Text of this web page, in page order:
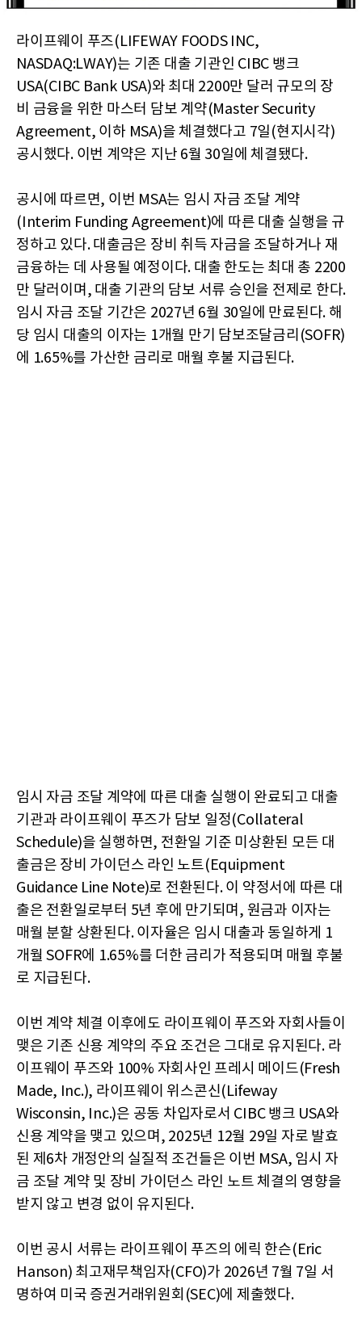
라이프웨이 푸즈(LIFEWAY FOODS INC,
NASDAQ:LWAY)는 기존 대출 기관인 CIBC 뱅크
USA(CIBC Bank USA)와 최대 2200만 달러 규모의 장
비 금융을 위한 마스터 담보 계약(Master Security
Agreement, 이하 MSA)을 체결했다고 7일(현지시각)
공시했다. 이번 계약은 지난 6월 30일에 체결됐다.
공시에 따르면, 이번 MSA는 임시 자금 조달 계약
(Interim Funding Agreement)에 따른 대출 실행을 규
정하고 있다. 대출금은 장비 취득 자금을 조달하거나 재
금융하는 데 사용될 예정이다. 대출 한도는 최대 총 2200
만 달러이며, 대출 기관의 담보 서류 승인을 전제로 한다.
임시 자금 조달 기간은 2027년 6월 30일에 만료된다. 해
당 임시 대출의 이자는 1개월 만기 담보조달금리(SOFR)
에 1.65%를 가산한 금리로 매월 후불 지급된다.
임시 자금 조달 계약에 따른 대출 실행이 완료되고 대출
기관과 라이프웨이 푸즈가 담보 일정(Collateral
Schedule)을 실행하면, 전환일 기준 미상환된 모든 대
출금은 장비 가이던스 라인 노트(Equipment
Guidance Line Note)로 전환된다. 이 약정서에 따른 대
출은 전환일로부터 5년 후에 만기되며, 원금과 이자는
매월 분할 상환된다. 이자율은 임시 대출과 동일하게 1
개월 SOFR에 1.65%를 더한 금리가 적용되며 매월 후불
로 지급된다.
이번 계약 체결 이후에도 라이프웨이 푸즈와 자회사들이
맺은 기존 신용 계약의 주요 조건은 그대로 유지된다. 라
이프웨이 푸즈와 100% 자회사인 프레시 메이드(Fresh
Made, Inc.), 라이프웨이 위스콘신(Lifeway
Wisconsin, Inc.)은 공동 차입자로서 CIBC 뱅크 USA와
신용 계약을 맺고 있으며, 2025년 12월 29일 자로 발효
된 제6차 개정안의 실질적 조건들은 이번 MSA, 임시 자
금 조달 계약 및 장비 가이던스 라인 노트 체결의 영향을
받지 않고 변경 없이 유지된다.
이번 공시 서류는 라이프웨이 푸즈의 에릭 한슨(Eric
Hanson) 최고재무책임자(CFO)가 2026년 7월 7일 서
명하여 미국 증권거래위원회(SEC)에 제출했다.